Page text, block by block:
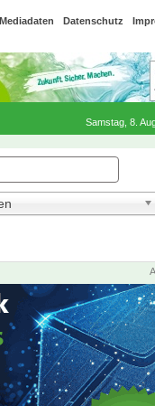
Mediadaten Datenschutz
Samstag, 8.